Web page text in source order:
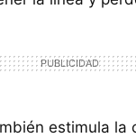
estimula la